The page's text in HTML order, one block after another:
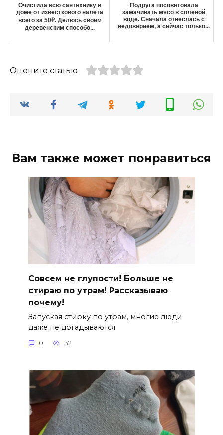
Очистила всю сантехнику в
доме от известкового налета
всего за 50₽. Делюсь своим
деревенским способо...
Подруга посоветовала
замачивать мясо в соленой
воде. Сначала отнеслась с
недоверием, а сейчас только...
Оцените статью
Вам также может понравиться
Совсем не глупости! Больше не
стираю по утрам! Рассказываю
почему!
Запуская стирку по утрам, многие люди
даже не догадываются
0 32